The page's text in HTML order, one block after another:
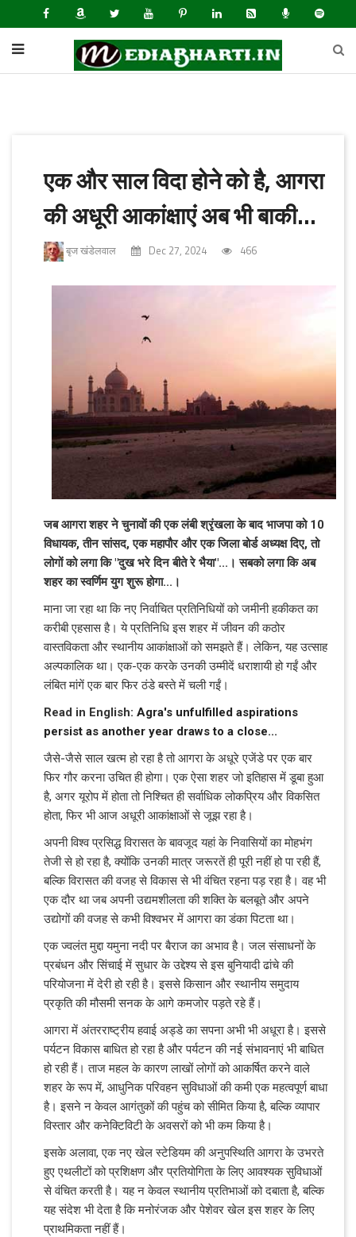
एक और साल विदा होने को है, आगरा
की अधूरी आकांक्षाएं अब भी बाकी...
बृज खंडेलवाल Dec 27, 2024 466
जब आगरा शहर ने चुनावों की एक लंबी श्रृंखला के बाद भाजपा को 10
विधायक, तीन सांसद, एक महापौर और एक जिला बोर्ड अध्यक्ष दिए, तो
लोगों को लगा कि "दुख भरे दिन बीते रे भैया"...। सबको लगा कि अब
शहर का स्वर्णिम युग शुरू होगा...।
माना जा रहा था कि नए निर्वाचित प्रतिनिधियों को जमीनी हकीकत का
करीबी एहसास है। ये प्रतिनिधि इस शहर में जीवन की कठोर
वास्तविकता और स्थानीय आकांक्षाओं को समझते हैं। लेकिन, यह उत्साह
अल्पकालिक था। एक-एक करके उनकी उम्मीदें धराशायी हो गईं और
लंबित मांगें एक बार फिर ठंडे बस्ते में चली गईं।
Read in English: Agra's unfulfilled aspirations
persist as another year draws to a close...
जैसे-जैसे साल खत्म हो रहा है तो आगरा के अधूरे एजेंडे पर एक बार
फिर गौर करना उचित ही होगा। एक ऐसा शहर जो इतिहास में डूबा हुआ
है, अगर यूरोप में होता तो निश्चित ही सर्वाधिक लोकप्रिय और विकसित
होता, फिर भी आज अधूरी आकांक्षाओं से जूझ रहा है।
अपनी विश्व प्रसिद्ध विरासत के बावजूद यहां के निवासियों का मोहभंग
तेजी से हो रहा है, क्योंकि उनकी मात्र जरूरतें ही पूरी नहीं हो पा रही हैं,
बल्कि विरासत की वजह से विकास से भी वंचित रहना पड़ रहा है। वह भी
एक दौर था जब अपनी उद्यमशीलता की शक्ति के बलबूते और अपने
उद्योगों की वजह से कभी विश्वभर में आगरा का डंका पिटता था।
एक ज्वलंत मुद्दा यमुना नदी पर बैराज का अभाव है। जल संसाधनों के
प्रबंधन और सिंचाई में सुधार के उद्देश्य से इस बुनियादी ढांचे की
परियोजना में देरी हो रही है। इससे किसान और स्थानीय समुदाय
प्रकृति की मौसमी सनक के आगे कमजोर पड़ते रहे हैं।
आगरा में अंतरराष्ट्रीय हवाई अड्डे का सपना अभी भी अधूरा है। इससे
पर्यटन विकास बाधित हो रहा है और पर्यटन की नई संभावनाएं भी बाधित
हो रही हैं। ताज महल के कारण लाखों लोगों को आकर्षित करने वाले
शहर के रूप में, आधुनिक परिवहन सुविधाओं की कमी एक महत्वपूर्ण बाधा
है। इसने न केवल आगंतुकों की पहुंच को सीमित किया है, बल्कि व्यापार
विस्तार और कनेक्टिविटी के अवसरों को भी कम किया है।
इसके अलावा, एक नए खेल स्टेडियम की अनुपस्थिति आगरा के उभरते
हुए एथलीटों को प्रशिक्षण और प्रतियोगिता के लिए आवश्यक सुविधाओं
से वंचित करती है। यह न केवल स्थानीय प्रतिभाओं को दबाता है, बल्कि
यह संदेश भी देता है कि मनोरंजक और पेशेवर खेल इस शहर के लिए
प्राथमिकता नहीं हैं।